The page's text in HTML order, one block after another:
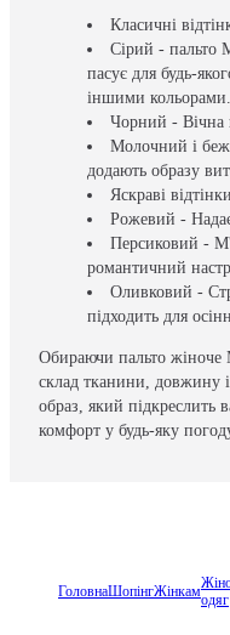
Класичні
Сірий - пальто
пасує для будь-
іншими кольорами.
Чорний - Вічна
Молочний і
додають образу
Яскраві
Рожевий - Надає
Персиковий -
романтичний
Оливковий -
підходить для
Обираючи пальто жіноче
склад тканини, довжину
образ, який підкреслить
комфорт у будь-яку
ГоловнаШопінгЖінкамодяг